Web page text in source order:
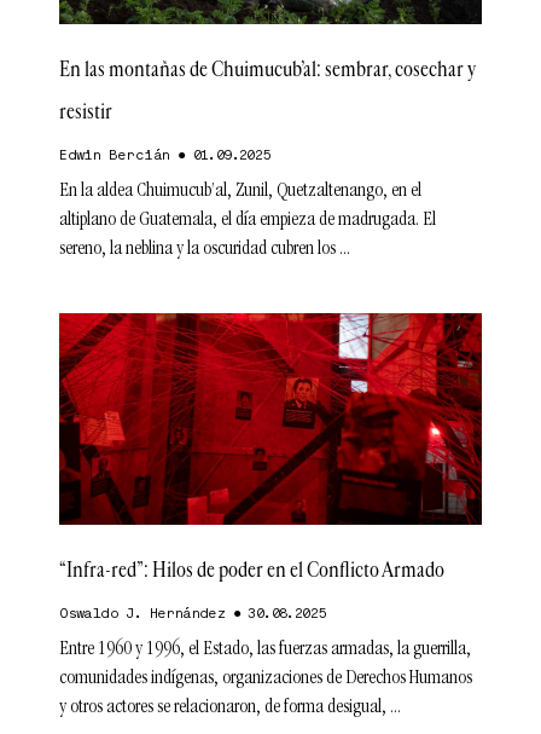
En las montañas de Chuimucub’al: sembrar, cosechar y
resistir
Edwin Bercián 01.09.2025
En la aldea Chuimucub’al, Zunil, Quetzaltenango, en el
altiplano de Guatemala, el día empieza de madrugada. El
sereno, la neblina y la oscuridad cubren los
“Infra-red”: Hilos de poder en el Conflicto Armado
Oswaldo J. Hernández 30.08.2025
Entre 1960 y 1996, el Estado, las fuerzas armadas, la guerrilla,
comunidades indígenas, organizaciones de Derechos Humanos
y otros actores se relacionaron, de forma desigual,